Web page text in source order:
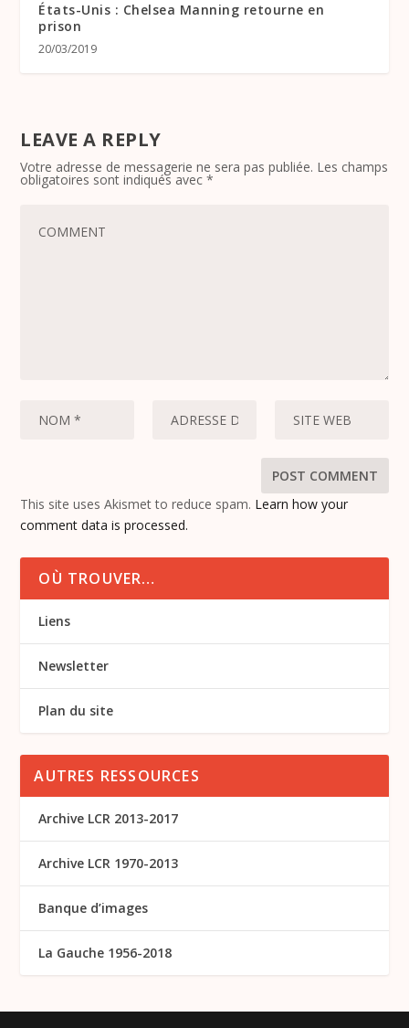
États-Unis : Chelsea Manning retourne en
prison
20/03/2019
LEAVE A REPLY
Votre adresse de messagerie ne sera pas publiée. Les champs
obligatoires sont indiqués avec*
This site uses Akismet to reduce spam. Learn how your
comment data is processed.
OÙ TROUVER…
Liens
Newsletter
Plan du site
AUTRES RESSOURCES
Archive LCR 2013-2017
Archive LCR 1970-2013
Banque d’images
La Gauche 1956-2018